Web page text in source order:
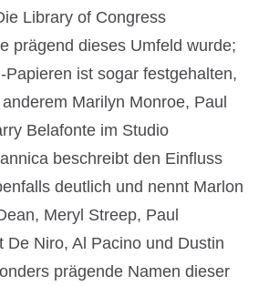
Library of Congress
prägend dieses Umfeld wurde;
Papieren ist sogar festgehalten,
Marilyn Monroe, Paul
Belafonte im Studio
beschreibt den Einfluss
deutlich und nennt Marlon
Meryl Streep, Paul
De Niro, Al Pacino und Dustin
prägende Namen dieser